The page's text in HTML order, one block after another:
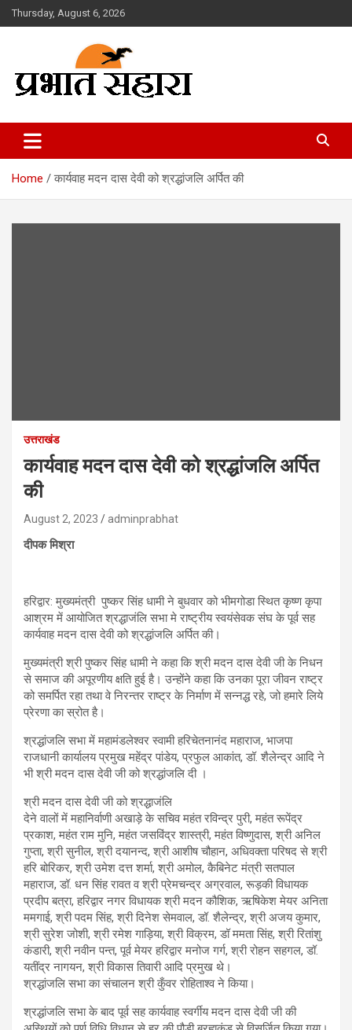
Skip
to
Thursday, August 6, 2026
Prabhat Sahara
Home कार्यवाह मदन दास देवी को श्रद्धांजलि अर्पित की
उत्तराखंड
कार्यवाह मदन दास देवी को श्रद्धांजलि अर्पित
की
August 2, 2023 adminprabhat
दीपक मिश्रा
हरिद्वार: मुख्यमंत्री पुष्कर सिंह धामी ने बुधवार को भीमगोडा स्थित कृष्ण कृपा
आश्रम में आयोजित श्रद्धाजंलि सभा मे राष्ट्रीय स्वयंसेवक संघ के पूर्व सह
कार्यवाह मदन दास देवी को श्रद्धांजलि अर्पित की।
मुख्यमंत्री श्री पुष्कर सिंह धामी ने कहा कि श्री मदन दास देवी जी के निधन
से समाज की अपूरणीय क्षति हुई है। उन्होंने कहा कि उनका पूरा जीवन राष्ट्र
को समर्पित रहा तथा वे निरन्तर राष्ट्र के निर्माण में सन्नद्ध रहे, जो हमारे लिये
प्रेरणा का स्रोत है।
श्रद्धांजलि सभा में महामंडलेश्वर स्वामी हरिचेतनानंद महाराज, भाजपा
राजधानी कार्यालय प्रमुख महेंद्र पांडेय, प्रफुल आकांत, डॉ. शैलेन्द्र आदि ने
भी श्री मदन दास देवी जी को श्रद्धांजलि दी ।
श्री मदन दास देवी जी को श्रद्धाजंलि
देने वालों में महानिर्वाणी अखाड़े के सचिव महंत रविन्द्र पुरी, महंत रूपेंद्र
प्रकाश, महंत राम मुनि, महंत जसविंद्र शास्त्री, महंत विष्णुदास, श्री अनिल
गुप्ता, श्री सुनील, श्री दयानन्द, श्री आशीष चौहान, अधिवक्ता परिषद से श्री
हरि बोरिकर, श्री उमेश दत्त शर्मा, श्री अमोल, कैबिनेट मंत्री सतपाल
महाराज, डॉ. धन सिंह रावत व श्री प्रेमचन्द्र अग्रवाल, रूड़की विधायक
प्रदीप बत्रा, हरिद्वार नगर विधायक श्री मदन कौशिक, ऋषिकेश मेयर अनिता
ममगाई, श्री पदम सिंह, श्री दिनेश सेमवाल, डॉ. शैलेन्द्र, श्री अजय कुमार,
श्री सुरेश जोशी, श्री रमेश गाड़िया, श्री विक्रम, डॉ ममता सिंह, श्री रितांशु
कंडारी, श्री नवीन पन्त, पूर्व मेयर हरिद्वार मनोज गर्ग, श्री रोहन सहगल, डॉ.
यतींद्र नागयन, श्री विकास तिवारी आदि प्रमुख थे।
श्रद्धांजलि सभा का संचालन श्री कुँवर रोहिताश्व ने किया।
श्रद्धांजलि सभा के बाद पूर्व सह कार्यवाह स्वर्गीय मदन दास देवी जी की